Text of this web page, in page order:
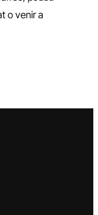
o venir a